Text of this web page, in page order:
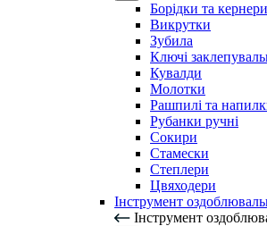
Борідки та кернери
Викрутки
Зубила
Ключі
Кувалди
Молотки
Рашпилі та
Рубанки ручні
Сокири
Стамески
Степлери
Цвяходери
Інструмент
Інструмент